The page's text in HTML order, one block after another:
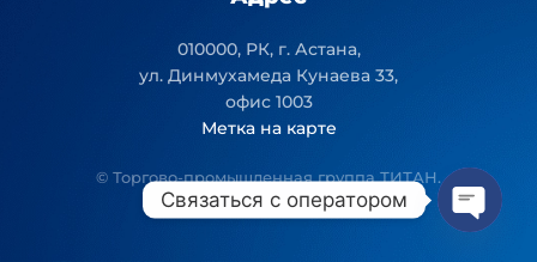
010000, РК, г. Астана,
ул. Динмухамеда Кунаева 33,
офис 1003
Метка на карте
© Торгово-промышленная группа ТИТАН.
Связаться с оператором